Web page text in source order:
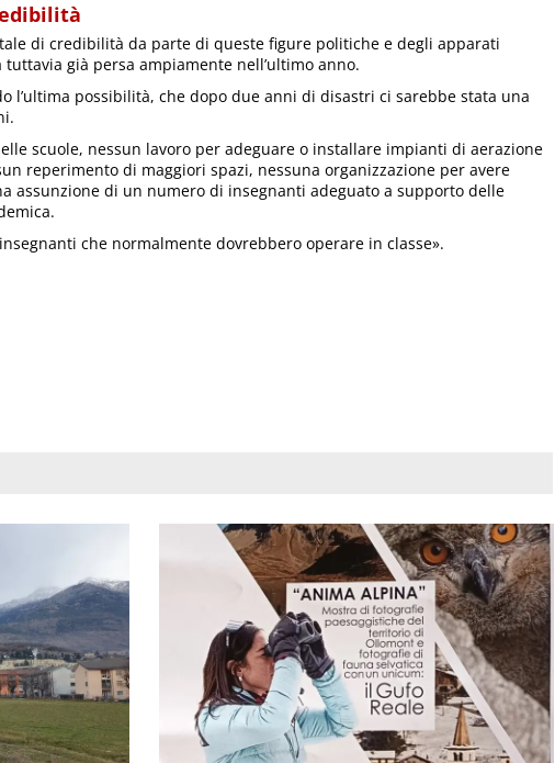
di credibilità da parte di queste figure politiche e degli apparati
già persa ampiamente nell’ultimo anno.
l’ultima possibilità, che dopo due anni di disastri ci sarebbe stata una
scuole, nessun lavoro per adeguare o installare impianti di aerazione
reperimento di maggiori spazi, nessuna organizzazione per avere
assunzione di un numero di insegnanti adeguato a supporto delle
che normalmente dovrebbero operare in classe».